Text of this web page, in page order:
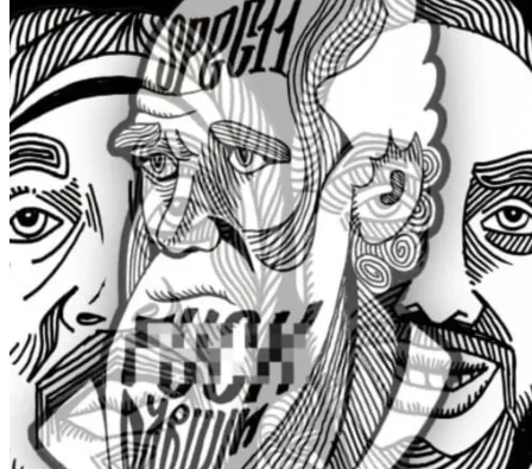
Pagina externă
Pagina externă
SSpecii
Alți artiști pe acest album
PAPetra Acker
Pagina externă
Pagina externă Pagina externă
Pagina
externă
Pagina externă